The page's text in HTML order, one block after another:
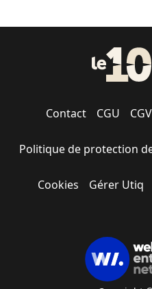
Contact CGU CGV
Politique de protection
Cookies Gérer Utiq